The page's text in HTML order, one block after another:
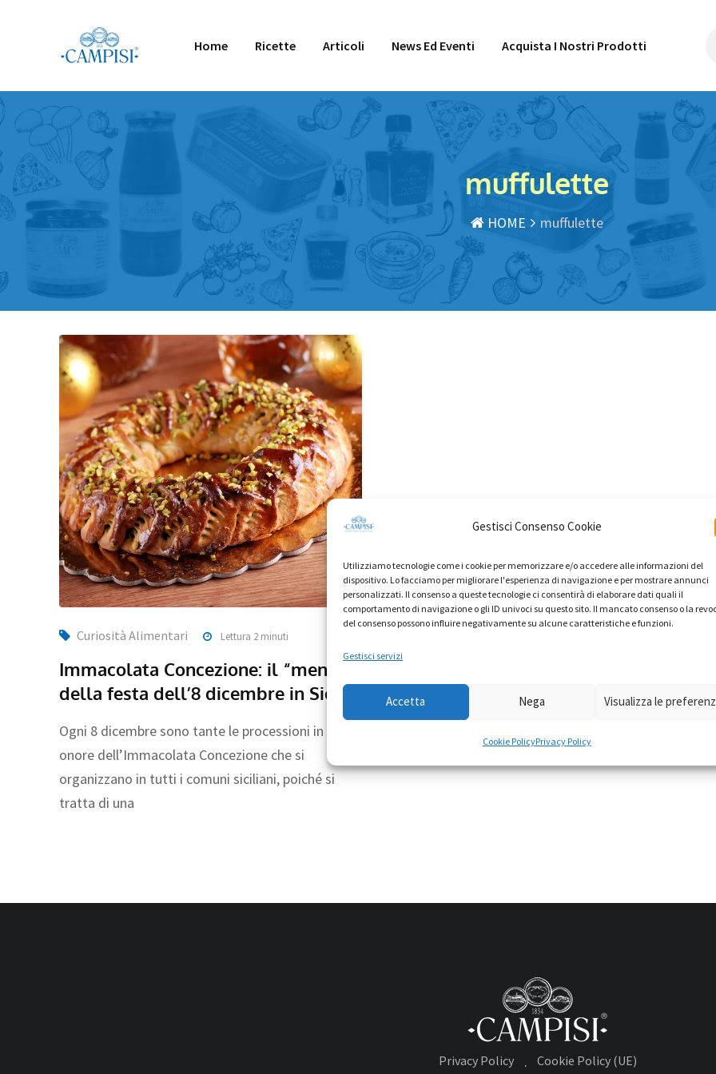
Gestisci Consenso Cookie
Utilizziamo tecnologie come i cookie per memorizzare e/o accedere alle informazioni del
dispositivo. Lo facciamo per migliorare l'esperienza di navigazione e per mostrare annunci
personalizzati. Il consenso a queste tecnologie ci consentirà di elaborare dati quali il
comportamento di navigazione o gli ID univoci su questo sito. Il mancato consenso o la
del consenso possono influire negativamente su alcune caratteristiche e funzioni.
Gestisci servizi
Accetta Nega Visualizza le
Cookie PolicyPrivacy Policy
contenuto
Home Ricette Articoli News Ed Eventi Acquista I Nostri Prodotti
muffulette
HOME muffulette
Curiosità Alimentari Lettura 2 minuti
Immacolata Concezione: il “menu”
della festa dell’8 dicembre in Sicilia
Ogni 8 dicembre sono tante le processioni in
onore dell’Immacolata Concezione che si
organizzano in tutti i comuni siciliani, poiché si
tratta di una
Privacy Policy Cookie Policy (UE)